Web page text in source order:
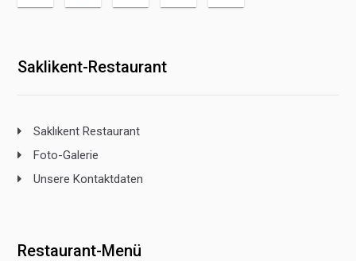
Saklikent-Restaurant
Saklıkent Restaurant
Foto-Galerie
Unsere Kontaktdaten
Restaurant-Menü